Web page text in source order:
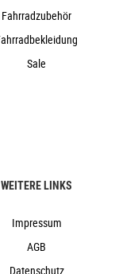
Fahrradzubehör
Sale
WEITERE LINKS
Impressum
AGB
Datenschutz